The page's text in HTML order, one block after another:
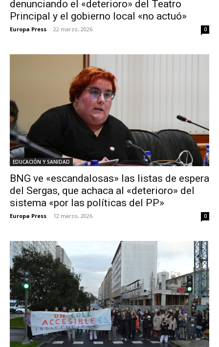
denunciando el «deterioro» del Teatro
Principal y el gobierno local «no actuó»
Europa Press - 22 marzo, 2026 0
EDUCACIÓN Y SANIDAD
BNG ve «escandalosas» las listas de espera
del Sergas, que achaca al «deterioro» del
sistema «por las políticas del PP»
Europa Press - 12 marzo, 2026 0